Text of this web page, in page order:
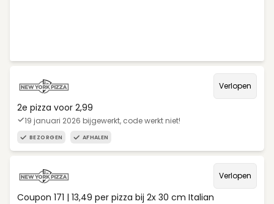
Verlopen
2e pizza voor 2,99
19 januari 2026 bijgewerkt, code werkt niet!
BEZORGEN AFHALEN
Verlopen
Coupon 171 | 13,49 per pizza bij 2x 30 cm Italian